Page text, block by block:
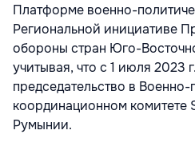
Платформе военно-
Региональной инициативе
обороны стран Юго-
учитывая, что с 1 июля 2023
председательство в
координационном комитете
Румынии.